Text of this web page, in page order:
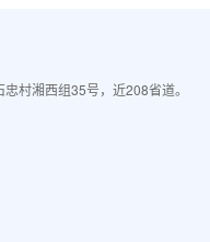
村湘西组35号，近208省道。